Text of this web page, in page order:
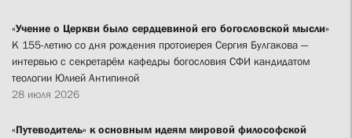
«Учение о Церкви было сердцевиной его богословской мысли»
К 155-летию со дня рождения протоиерея Сергия Булгакова —
интервью с секретарём кафедры богословия СФИ кандидатом
теологии Юлией Антипиной
28 июля 2026
«Путеводитель» к основным идеям мировой философской